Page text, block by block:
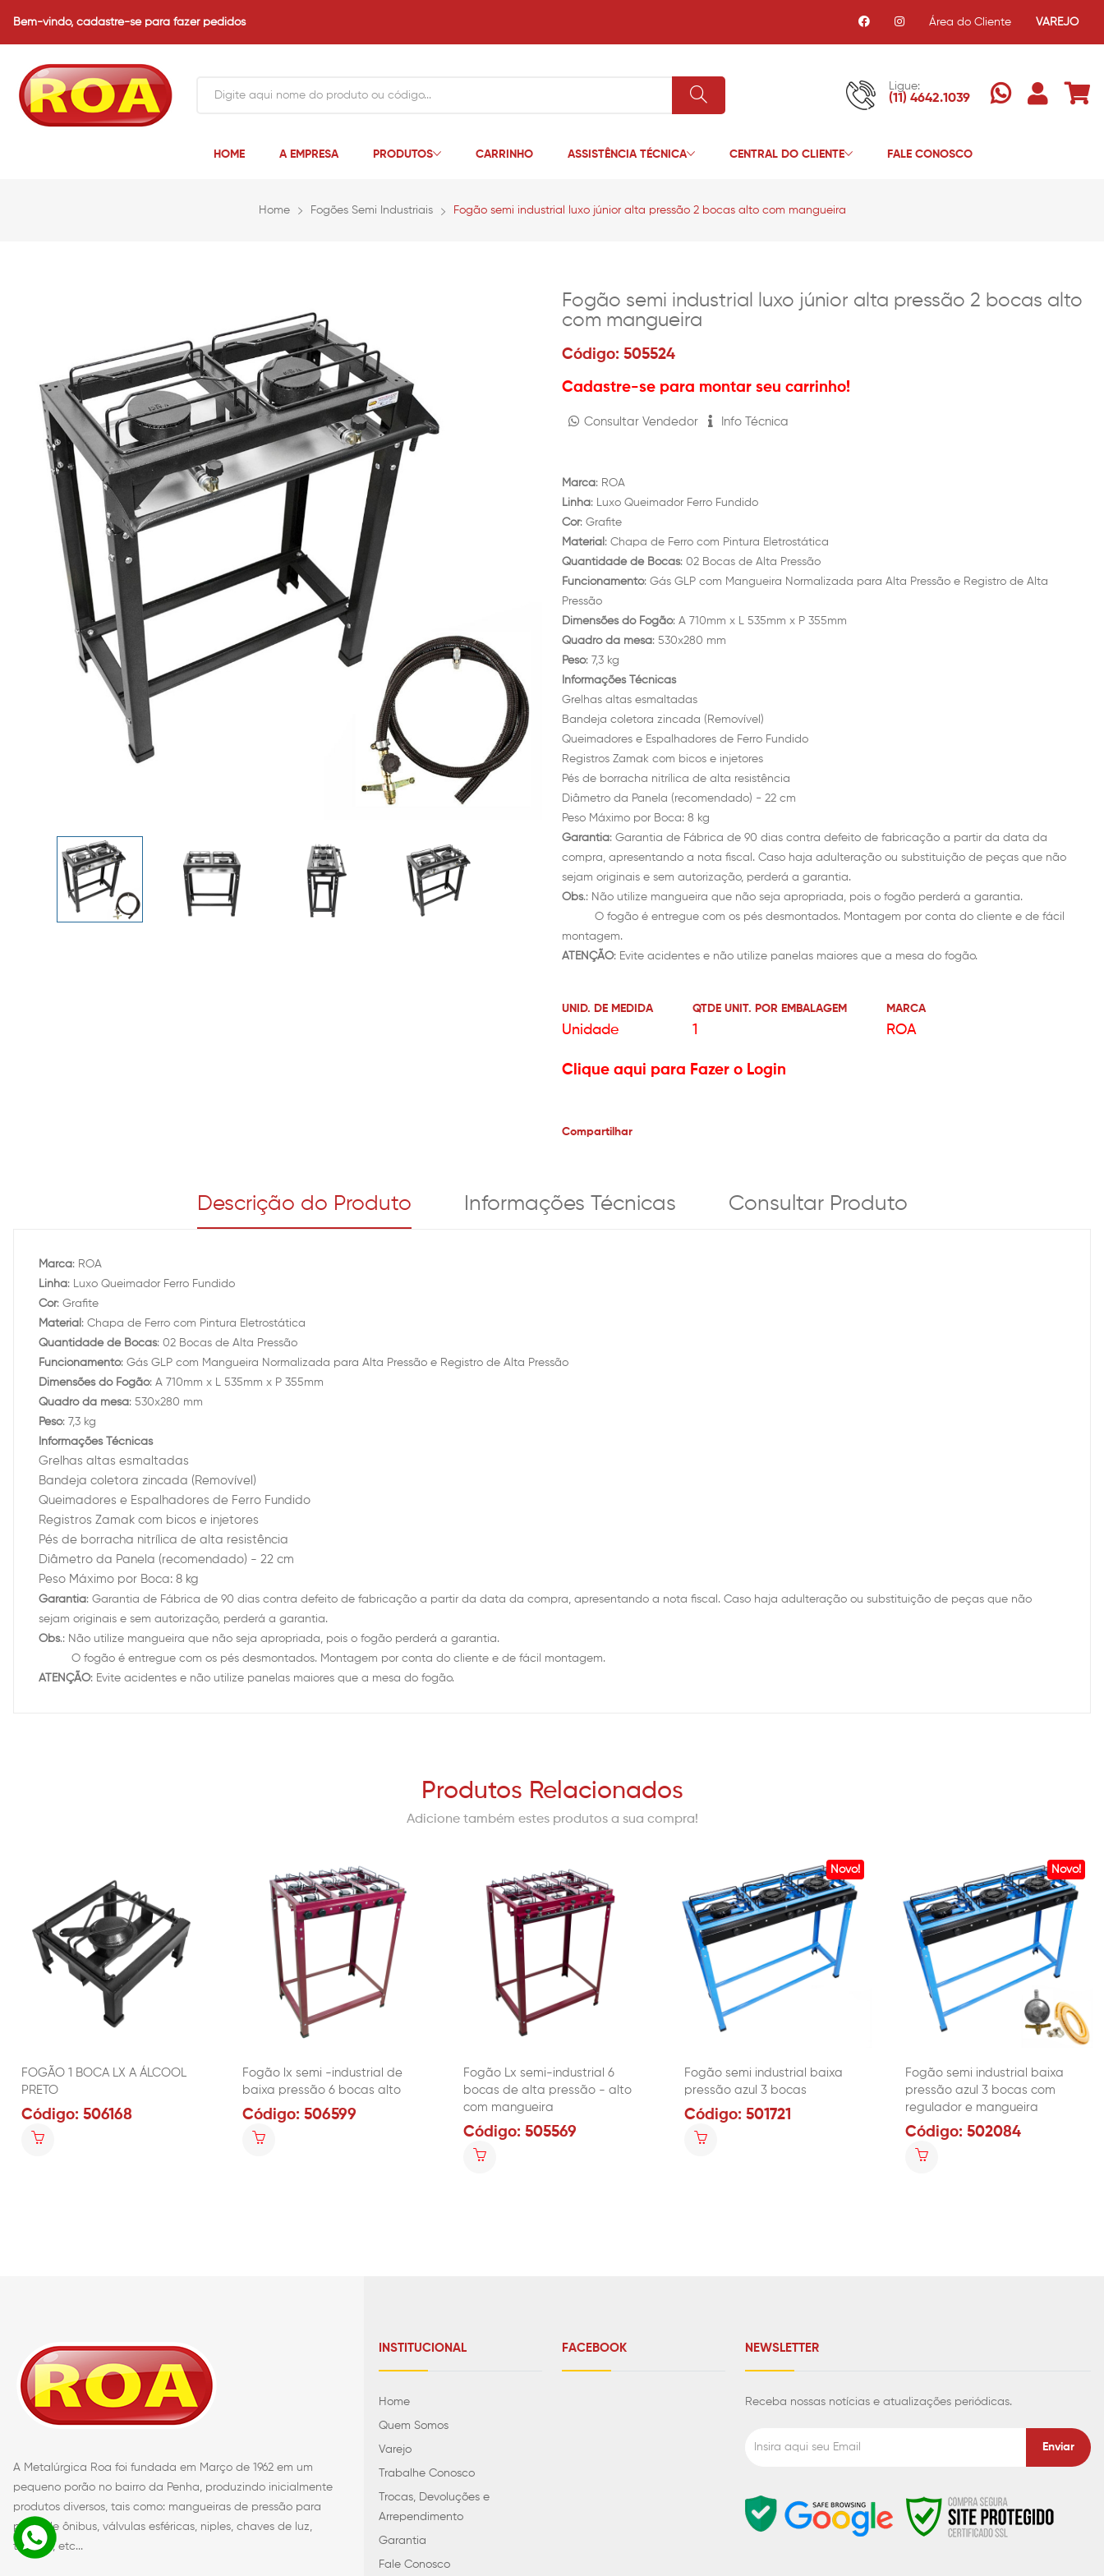
Bem-vindo, cadastre-se para fazer pedidos Área do Cliente VAREJO
Ligue:
(11) 4642.1039
HOME A EMPRESA PRODUTOS CARRINHO ASSISTÊNCIA TÉCNICA CENTRAL DO CLIENTE FALE CONOSCO
Home Fogões Semi Industriais Fogão semi industrial luxo júnior alta pressão 2 bocas alto com mangueira
Fogão semi industrial luxo júnior alta pressão 2 bocas alto
com mangueira
Código: 505524
Cadastre-se para montar seu carrinho!
Consultar Vendedor Info Técnica
Marca: ROA
Linha: Luxo Queimador Ferro Fundido
Cor: Grafite
Material : Chapa de Ferro com Pintura Eletrostática
Quantidade de Bocas: 02 Bocas de Alta Pressão
Funcionamento: Gás GLP com Mangueira Normalizada para Alta Pressão e Registro de Alta
Pressão
Dimensões do Fogão: A 710mm x L 535mm x P 355mm
Quadro da mesa: 530x280 mm
Peso: 7,3 kg
Informações Técnicas
Grelhas altas esmaltadas
Bandeja coletora zincada (Removível)
Queimadores e Espalhadores de Ferro Fundido
Registros Zamak com bicos e injetores
Pés de borracha nitrílica de alta resistência
Diâmetro da Panela (recomendado) - 22 cm
Peso Máximo por Boca: 8 kg
Garantia: Garantia de Fábrica de 90 dias contra defeito de fabricação a partir da data da
compra, apresentando a nota fiscal. Caso haja adulteração ou substituição de peças que não
sejam originais e sem autorização, perderá a garantia.
Obs.: Não utilize mangueira que não seja apropriada, pois o fogão perderá a garantia.
O fogão é entregue com os pés desmontados. Montagem por conta do cliente e de fácil
montagem.
ATENÇÃO: Evite acidentes e não utilize panelas maiores que a mesa do fogão.
UNID. DE MEDIDA
Unidade
QTDE UNIT. POR EMBALAGEM
1
MARCA
ROA
Clique aqui para Fazer o Login
Compartilhar
Descrição do Produto Informações Técnicas Consultar Produto
Marca: ROA
Linha: Luxo Queimador Ferro Fundido
Cor: Grafite
Material : Chapa de Ferro com Pintura Eletrostática
Quantidade de Bocas: 02 Bocas de Alta Pressão
Funcionamento: Gás GLP com Mangueira Normalizada para Alta Pressão e Registro de Alta Pressão
Dimensões do Fogão: A 710mm x L 535mm x P 355mm
Quadro da mesa: 530x280 mm
Peso: 7,3 kg
Informações Técnicas
Grelhas altas esmaltadas
Bandeja coletora zincada (Removível)
Queimadores e Espalhadores de Ferro Fundido
Registros Zamak com bicos e injetores
Pés de borracha nitrílica de alta resistência
Diâmetro da Panela (recomendado) - 22 cm
Peso Máximo por Boca: 8 kg
Garantia: Garantia de Fábrica de 90 dias contra defeito de fabricação a partir da data da compra, apresentando a nota fiscal. Caso haja adulteração ou substituição de peças que não
sejam originais e sem autorização, perderá a garantia.
Obs.: Não utilize mangueira que não seja apropriada, pois o fogão perderá a garantia.
O fogão é entregue com os pés desmontados. Montagem por conta do cliente e de fácil montagem.
ATENÇÃO: Evite acidentes e não utilize panelas maiores que a mesa do fogão.
Produtos Relacionados
Adicione também estes produtos a sua compra!
FOGÃO 1 BOCA LX A ÁLCOOL
PRETO
Código: 506168
Fogão lx semi -industrial de
baixa pressão 6 bocas alto
Código: 506599
Fogão Lx semi-industrial 6
bocas de alta pressão - alto
com mangueira
Código: 505569
Novo!
Fogão semi industrial baixa
pressão azul 3 bocas
Código: 501721
Novo!
Fogão semi industrial baixa
pressão azul 3 bocas com
regulador e mangueira
Código: 502084
A Metalúrgica Roa foi fundada em Março de 1962 em um
pequeno porão no bairro da Penha, produzindo inicialmente
produtos diversos, tais como: mangueiras de pressão para
porta de ônibus, válvulas esféricas, niples, chaves de luz,
triciclos, etc...
INSTITUCIONAL
Home
Quem Somos
Varejo
Trabalhe Conosco
Trocas, Devoluções e
Arrependimento
Garantia
Fale Conosco
FACEBOOK NEWSLETTER
Receba nossas notícias e atualizações periódicas.
Enviar